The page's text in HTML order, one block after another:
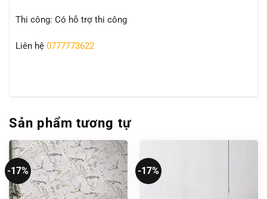
Thi công: Có hỗ trợ thi công
Liên hệ 0777773622
Sản phẩm tương tự
-17% -17%